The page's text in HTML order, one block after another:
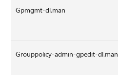
Gpmgmt-dl.man
Grouppolicy-admin-gpedit-dl.man